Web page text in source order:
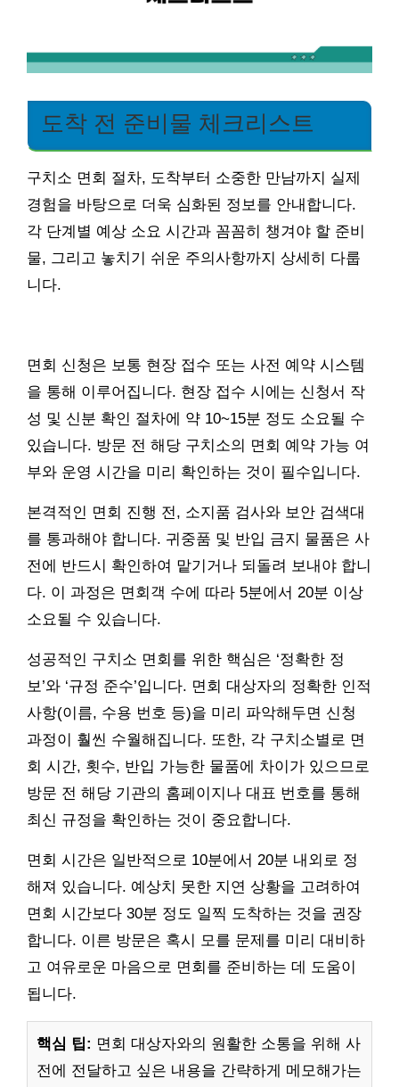
도착 전 준비물 체크리스트
구치소 면회 절차, 도착부터 소중한 만남까지 실제
경험을 바탕으로 더욱 심화된 정보를 안내합니다.
각 단계별 예상 소요 시간과 꼼꼼히 챙겨야 할 준비
물, 그리고 놓치기 쉬운 주의사항까지 상세히 다룹
니다.
면회 신청은 보통 현장 접수 또는 사전 예약 시스템
을 통해 이루어집니다. 현장 접수 시에는 신청서 작
성 및 신분 확인 절차에 약 10~15분 정도 소요될 수
있습니다. 방문 전 해당 구치소의 면회 예약 가능 여
부와 운영 시간을 미리 확인하는 것이 필수입니다.
본격적인 면회 진행 전, 소지품 검사와 보안 검색대
를 통과해야 합니다. 귀중품 및 반입 금지 물품은 사
전에 반드시 확인하여 맡기거나 되돌려 보내야 합니
다. 이 과정은 면회객 수에 따라 5분에서 20분 이상
소요될 수 있습니다.
성공적인 구치소 면회를 위한 핵심은 ‘정확한 정
보’와 ‘규정 준수’입니다. 면회 대상자의 정확한 인적
사항(이름, 수용 번호 등)을 미리 파악해두면 신청
과정이 훨씬 수월해집니다. 또한, 각 구치소별로 면
회 시간, 횟수, 반입 가능한 물품에 차이가 있으므로
방문 전 해당 기관의 홈페이지나 대표 번호를 통해
최신 규정을 확인하는 것이 중요합니다.
면회 시간은 일반적으로 10분에서 20분 내외로 정
해져 있습니다. 예상치 못한 지연 상황을 고려하여
면회 시간보다 30분 정도 일찍 도착하는 것을 권장
합니다. 이른 방문은 혹시 모를 문제를 미리 대비하
고 여유로운 마음으로 면회를 준비하는 데 도움이
됩니다.
핵심 팁: 면회 대상자와의 원활한 소통을 위해 사
전에 전달하고 싶은 내용을 간략하게 메모해가는